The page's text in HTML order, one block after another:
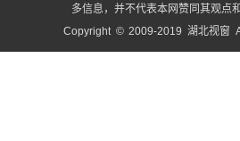
多信息，并不代表本网赞同其观点
Copyright © 2009-2019 湖北视窗